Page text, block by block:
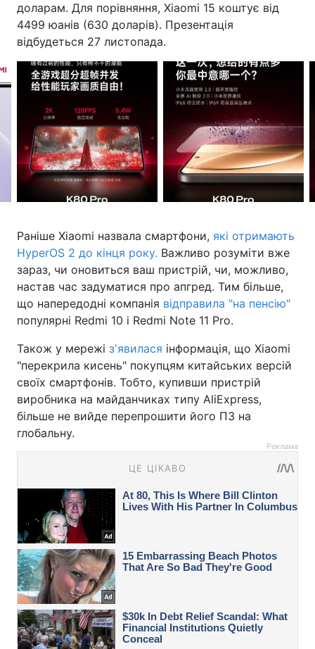
доларам. Для порівняння, Xiaomi 15 коштує від
4499 юанів (630 доларів). Презентація
відбудеться 27 листопада.
Раніше Xiaomi назвала смартфони, які отримають
HyperOS 2 до кінця року. Важливо розуміти вже
зараз, чи оновиться ваш пристрій, чи, можливо,
настав час задуматися про апгред. Тим більше,
що напередодні компанія відправила "на пенсію"
популярні Redmi 10 і Redmi Note 11 Pro.
Також у мережі з'явилася інформація, що Xiaomi
"перекрила кисень" покупцям китайських версій
своїх смартфонів. Тобто, купивши пристрій
виробника на майданчиках типу AliExpress,
більше не вийде перепрошити його ПЗ на
глобальну.
Реклама